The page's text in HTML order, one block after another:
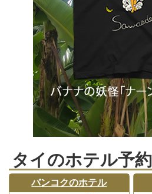
タイのホテル予約
バンコクのホテル